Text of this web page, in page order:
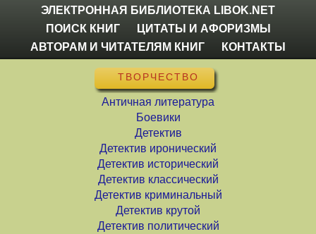
ЭЛЕКТРОННАЯ БИБЛИОТЕКА LIBOK.NET
ПОИСК КНИГ
ЦИТАТЫ И АФОРИЗМЫ
АВТОРАМ И ЧИТАТЕЛЯМ КНИГ
КОНТАКТЫ
ТВОРЧЕСТВО
Античная литература
Боевики
Детектив
Детектив иронический
Детектив исторический
Детектив классический
Детектив криминальный
Детектив крутой
Детектив политический